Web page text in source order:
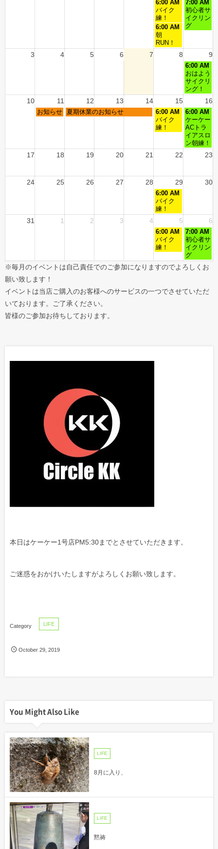
6:00 AM
バイク
練！
7:00 AM
初心者サ
イクリン
グ
6:00 AM
朝
RUN！
3 4 5 6 7 8 9
6:00 AM
おはよう
サイクリ
ング！
10 11 12 13 14 15 16
お知らせ 夏期休業のお知らせ
6:00 AM
バイク
練！
6:00 AM
ケーケー
ACトラ
イアスロ
ン朝練！
17 18 19 20 21 22 23
24 25 26 27 28 29 30
6:00 AM
バイク
練！
31 1 2 3 4 5 6
6:00 AM
バイク
練！
7:00 AM
初心者サ
イクリン
グ
※毎月のイベントは自己責任でのご参加になりますのでよろしくお
願い致します！
イベントは当店ご購入のお客様へのサービスの一つでさせていただ
いております。ご了承ください。
皆様のご参加お待ちしております。
本日はケーケー1号店PM5:30までとさせていただきます。
ご迷惑をおかけいたしますがよろしくお願い致します。
LIFE
October 29 ,2019
You Might Also Like
LIFE
8月に入り、
LIFE
黙祷